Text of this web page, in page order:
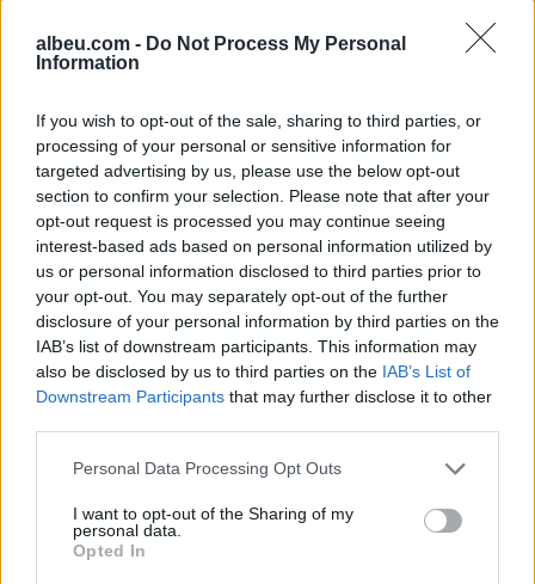
albeu.com - Do Not Process My Personal
Information
If you wish to opt-out of the sale, sharing to third parties, or
processing of your personal or sensitive information for
targeted advertising by us, please use the below opt-out
section to confirm your selection. Please note that after your
opt-out request is processed you may continue seeing
interest-based ads based on personal information utilized by
us or personal information disclosed to third parties prior to
your opt-out. You may separately opt-out of the further
disclosure of your personal information by third parties on the
IAB’s list of downstream participants. This information may
also be disclosed by us to third parties on the IAB’s List of
Downstream Participants that may further disclose it to other
Personal Data Processing Opt Outs
I want to opt-out of the Sharing of my
personal data.
Opted In
njëri nga të plagosurit
dërgohet në spitalin e
Pezeshkian-Khamenei në
Teheran! Ata ishin në një
tjetrin, por pa e parë
Mallakastër/ Zjarri del
jashtë kontrollit në
masivin pyjor të Drenijës!
Pas Ngrëçanit, pritet
ndërhyrja nga ajri (VIDEO)
Propozimi i PS për
shkrirjen e Bashkisë Klos/
Flet kryebashkiakja
socialiste Valbona Kola:
Jam shërbëtore e popullit,
karrigia është e
përkohshme, nëse
jam me ta (VIDEO)
PD kërkon të anulohet